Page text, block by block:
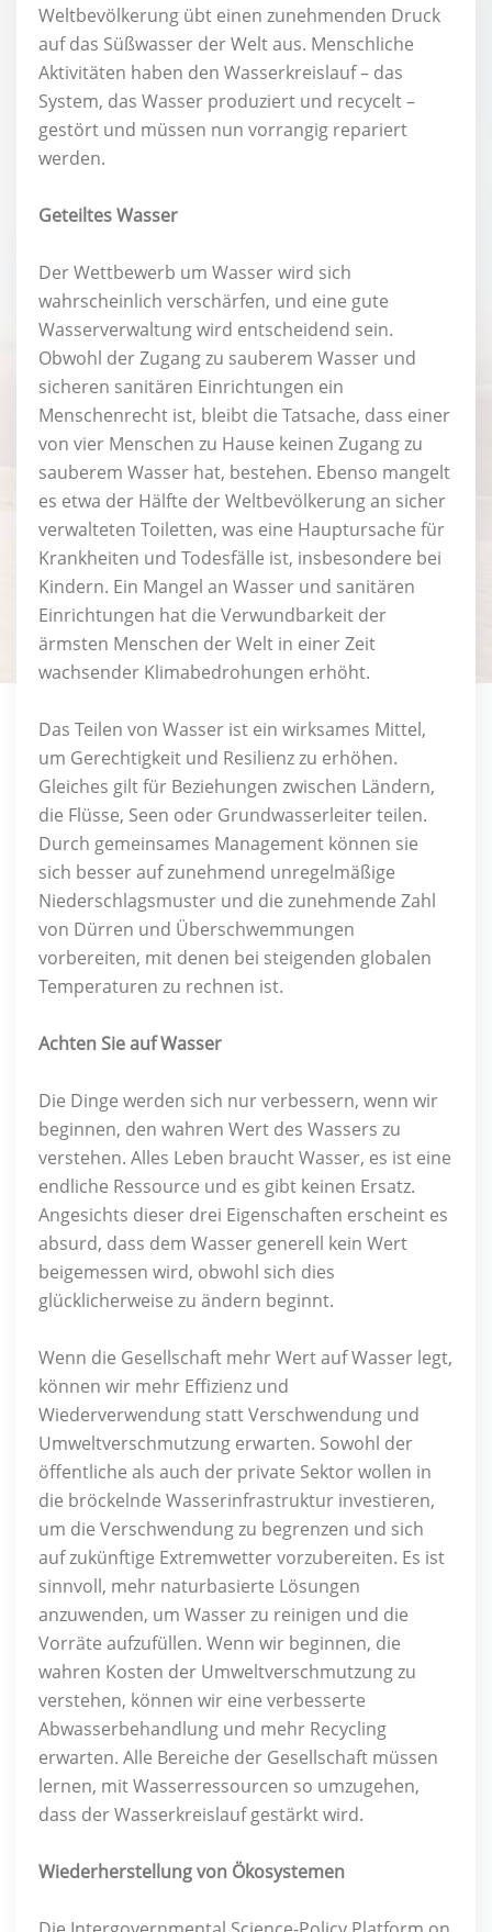
Weltbevölkerung übt einen zunehmenden Druck
auf das Süßwasser der Welt aus. Menschliche
Aktivitäten haben den Wasserkreislauf – das
System, das Wasser produziert und recycelt –
gestört und müssen nun vorrangig repariert
werden.
Geteiltes Wasser
Der Wettbewerb um Wasser wird sich
wahrscheinlich verschärfen, und eine gute
Wasserverwaltung wird entscheidend sein.
Obwohl der Zugang zu sauberem Wasser und
sicheren sanitären Einrichtungen ein
Menschenrecht ist, bleibt die Tatsache, dass einer
von vier Menschen zu Hause keinen Zugang zu
sauberem Wasser hat, bestehen. Ebenso mangelt
es etwa der Hälfte der Weltbevölkerung an sicher
verwalteten Toiletten, was eine Hauptursache für
Krankheiten und Todesfälle ist, insbesondere bei
Kindern. Ein Mangel an Wasser und sanitären
Einrichtungen hat die Verwundbarkeit der
ärmsten Menschen der Welt in einer Zeit
wachsender Klimabedrohungen erhöht.
Das Teilen von Wasser ist ein wirksames Mittel,
um Gerechtigkeit und Resilienz zu erhöhen.
Gleiches gilt für Beziehungen zwischen Ländern,
die Flüsse, Seen oder Grundwasserleiter teilen.
Durch gemeinsames Management können sie
sich besser auf zunehmend unregelmäßige
Niederschlagsmuster und die zunehmende Zahl
von Dürren und Überschwemmungen
vorbereiten, mit denen bei steigenden globalen
Temperaturen zu rechnen ist.
Achten Sie auf Wasser
Die Dinge werden sich nur verbessern, wenn wir
beginnen, den wahren Wert des Wassers zu
verstehen. Alles Leben braucht Wasser, es ist eine
endliche Ressource und es gibt keinen Ersatz.
Angesichts dieser drei Eigenschaften erscheint es
absurd, dass dem Wasser generell kein Wert
beigemessen wird, obwohl sich dies
glücklicherweise zu ändern beginnt.
Wenn die Gesellschaft mehr Wert auf Wasser legt,
können wir mehr Effizienz und
Wiederverwendung statt Verschwendung und
Umweltverschmutzung erwarten. Sowohl der
öffentliche als auch der private Sektor wollen in
die bröckelnde Wasserinfrastruktur investieren,
um die Verschwendung zu begrenzen und sich
auf zukünftige Extremwetter vorzubereiten. Es ist
sinnvoll, mehr naturbasierte Lösungen
anzuwenden, um Wasser zu reinigen und die
Vorräte aufzufüllen. Wenn wir beginnen, die
wahren Kosten der Umweltverschmutzung zu
verstehen, können wir eine verbesserte
Abwasserbehandlung und mehr Recycling
erwarten. Alle Bereiche der Gesellschaft müssen
lernen, mit Wasserressourcen so umzugehen,
dass der Wasserkreislauf gestärkt wird.
Wiederherstellung von Ökosystemen